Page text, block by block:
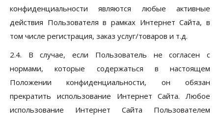
конфиденциальности являются любые активные
действия Пользователя в рамках Интернет Сайта, в
том числе регистрация, заказ услуг/товаров и т.д.
2.4. В случае, если Пользователь не согласен с
нормами, которые содержаться в настоящем
Положении конфиденциальности, он обязан
прекратить использование Интернет Сайта. Любое
использование Интернет Сайта Пользователем